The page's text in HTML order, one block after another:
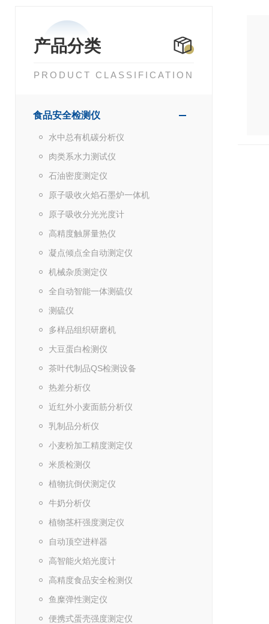
产品分类
PRODUCT CLASSIFICATION
食品安全检测仪
水中总有机碳分析仪
肉类系水力测试仪
石油密度测定仪
原子吸收火焰石墨炉一体机
原子吸收分光光度计
高精度触屏量热仪
凝点倾点全自动测定仪
机械杂质测定仪
全自动智能一体测硫仪
测硫仪
多样品组织研磨机
大豆蛋白检测仪
茶叶代制品QS检测设备
热差分析仪
近红外小麦面筋分析仪
乳制品分析仪
小麦粉加工精度测定仪
米质检测仪
植物抗倒伏测定仪
牛奶分析仪
植物茎杆强度测定仪
自动顶空进样器
高智能火焰光度计
高精度食品安全检测仪
鱼糜弹性测定仪
便携式蛋壳强度测定仪